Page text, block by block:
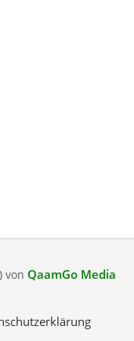
von QaamGo Media